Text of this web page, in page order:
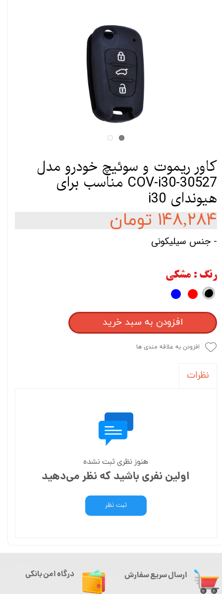
کاور ریموت و سوئیچ خودرو مدل
COV-i30-30527 مناسب برای
هیوندای i30
۱۴۸,۲۸۴ تومان
- جنس سیلیکونی
رنگ: مشکی
افزودن به سبد خرید
افزودن به علاقه مندی ها
نظرات
هنوز نظری ثبت نشده
اولین نفری باشید که نظر می‌دهید
ثبت نظر
ارسال سریع سفارش درگاه امن بانکی